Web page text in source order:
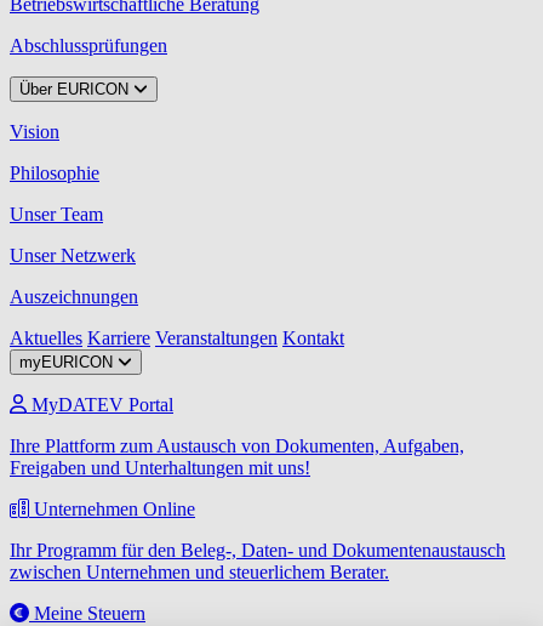
Betriebswirtschaftliche Beratung
Abschlussprüfungen
Über EURICON
Vision
Philosophie
Unser Team
Unser Netzwerk
Auszeichnungen
Aktuelles Karriere Veranstaltungen Kontakt
myEURICON
MyDATEV Portal
Ihre Plattform zum Austausch von Dokumenten, Aufgaben,
Freigaben und Unterhaltungen mit uns!
Unternehmen Online
Ihr Programm für den Beleg-, Daten- und Dokumentenaustausch
zwischen Unternehmen und steuerlichem Berater.
Meine Steuern